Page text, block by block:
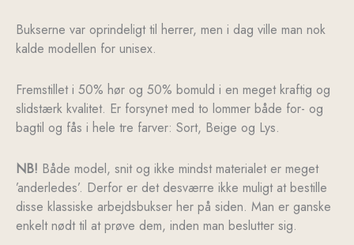
Bukserne var oprindeligt til herrer, men i dag ville man nok
kalde modellen for unisex.
Fremstillet i 50% hør og 50% bomuld i en meget kraftig og
slidstærk kvalitet. Er forsynet med to lommer både for- og
bagtil og fås i hele tre farver: Sort, Beige og Lys.
NB! Både model, snit og ikke mindst materialet er meget
’anderledes’. Derfor er det desværre ikke muligt at bestille
disse klassiske arbejdsbukser her på siden. Man er ganske
enkelt nødt til at prøve dem, inden man beslutter sig.